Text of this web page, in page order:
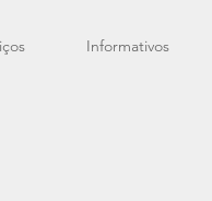
Informativos